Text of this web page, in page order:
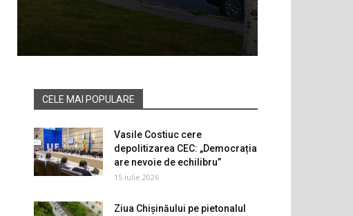
CELE MAI POPULARE
Vasile Costiuc cere
depolitizarea CEC: „Democrația
are nevoie de echilibru”
15 iulie 2026
Ziua Chișinăului pe pietonalul